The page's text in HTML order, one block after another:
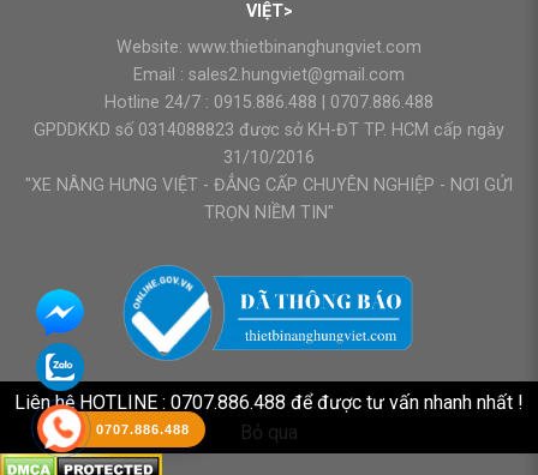
VIỆT>
Website: www.thietbinanghungviet.com
Email : sales2.hungviet@gmail.com
Hotline 24/7 : 0915.886.488
0707.886.488
GPDDKKD số 0314088823 được sở KH-ĐT TP. HCM cấp ngày
31/10/2016
"XE NÂNG HƯNG VIỆT - ĐẲNG CẤP CHUYÊN NGHIỆP - NƠI GỬI
TRỌN NIỀM TIN"
Liên hệ HOTLINE : 0707.886.488 để được tư vấn nhanh nhất !
Bỏ qua
0707.886.488